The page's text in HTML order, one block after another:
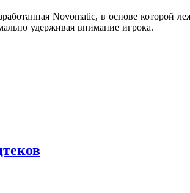
Novomatic, в основе которой
удерживая внимание игрока.